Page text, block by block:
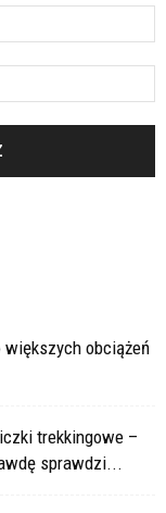
większych obciążeń
trekkingowe –
sprawdzi...